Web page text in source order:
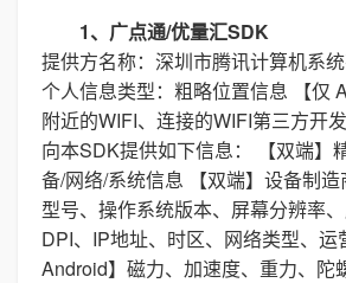
1、广点通/优量汇SDK
提供方名称：深圳市腾讯计算机系
个人信息类型：粗略位置信息 【仅
附近的WIFI、连接的WIFI第三方开
向本SDK提供如下信息： 【双端】
备/网络/系统信息 【双端】设备制
型号、操作系统版本、屏幕分辨率
DPI、IP地址、时区、网络类型、运
Android】磁力、加速度、重力、陀